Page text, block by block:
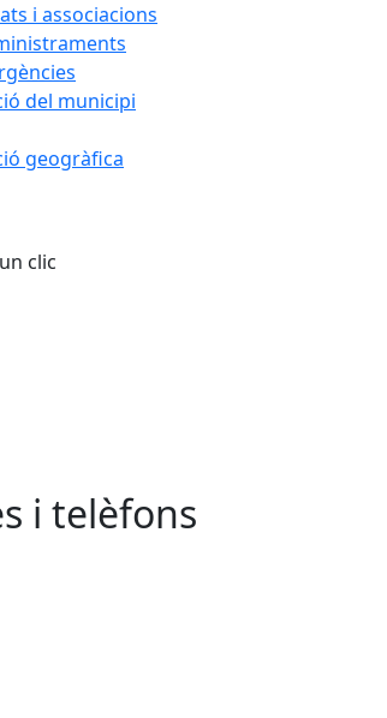
i associacions
del municipi
geogràfica
clic
i telèfons